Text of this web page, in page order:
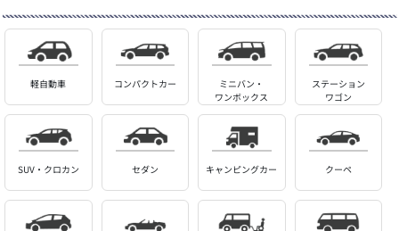
軽自動車 コンパクトカー
ミニバン・
ワンボックス
ステーション
ワゴン
SUV・クロカン セダン キャンピングカー クーペ